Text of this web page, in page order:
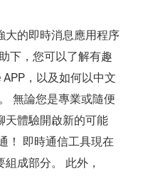
大的即時消息應用程序
下，您可以了解有趣
，以及如何以中文
無論您是專業或隨便
天體驗開啟新的可能
！ 即時通信工具現在
成部分。 此外，